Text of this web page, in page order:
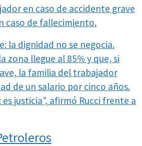
en caso de accidente grave
caso de fallecimiento.
la dignidad no se negocia.
zona llegue al 85% y que, si
la familia del trabajador
de un salario por cinco años.
es justicia”, afirmó Rucci frente a